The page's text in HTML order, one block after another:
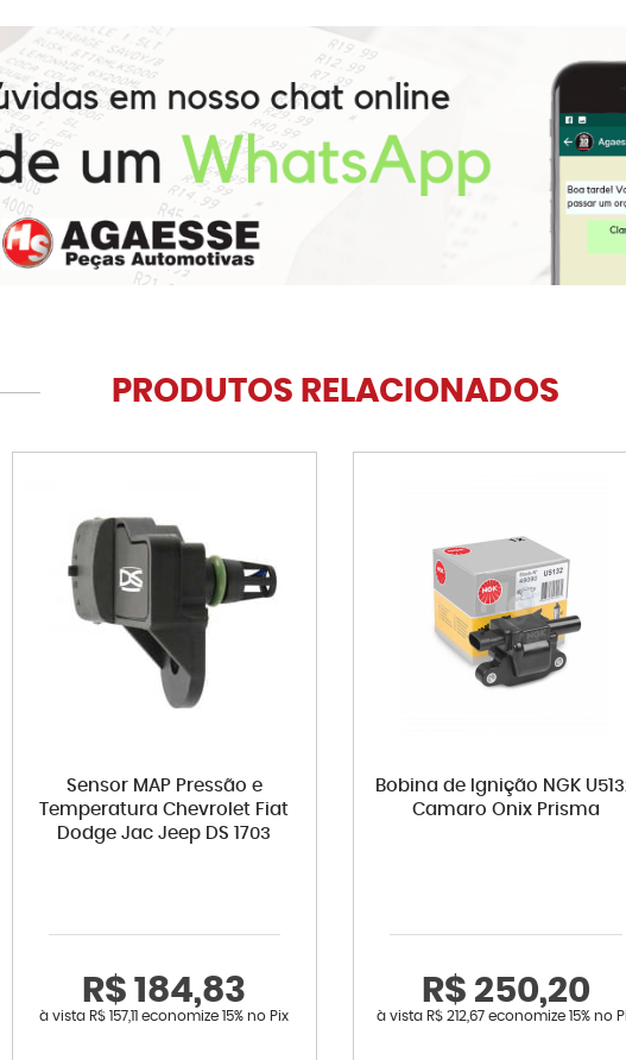
PRODUTOS RELACIONADOS
Sensor MAP Pressão e
Temperatura Chevrolet Fiat
Dodge Jac Jeep DS 1703
R$ 184,83
à vista R$ 157,11 economize15% no Pix
Bobina de Ignição NGK
Camaro Onix Prisma
R$ 250,20
à vista R$ 212,67economize 15% no